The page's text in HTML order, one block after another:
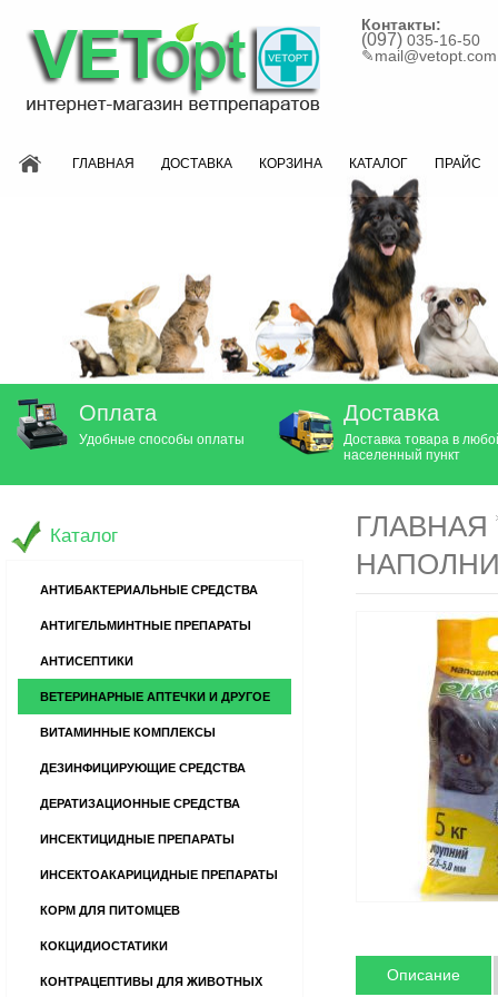
Контакты:
(097) 035-16-50
✎mail@vetopt.com
ГЛАВНАЯ ДОСТАВКА КОРЗИНА КАТАЛОГ ПРАЙС
Оплата
Удобные способы оплаты
Доставка
Доставка товара в
населенный пункт
ГЛАВНАЯ
Описание
Каталог
АНТИБАКТЕРИАЛЬНЫЕ СРЕДСТВА
АНТИГЕЛЬМИНТНЫЕ ПРЕПАРАТЫ
АНТИСЕПТИКИ
ВЕТЕРИНАРНЫЕ АПТЕЧКИ И ДРУГОЕ
ВИТАМИННЫЕ КОМПЛЕКСЫ
ДЕЗИНФИЦИРУЮЩИЕ СРЕДСТВА
ДЕРАТИЗАЦИОННЫЕ СРЕДСТВА
ИНСЕКТИЦИДНЫЕ ПРЕПАРАТЫ
ИНСЕКТОАКАРИЦИДНЫЕ ПРЕПАРАТЫ
КОРМ ДЛЯ ПИТОМЦЕВ
КОКЦИДИОСТАТИКИ
КОНТРАЦЕПТИВЫ ДЛЯ ЖИВОТНЫХ